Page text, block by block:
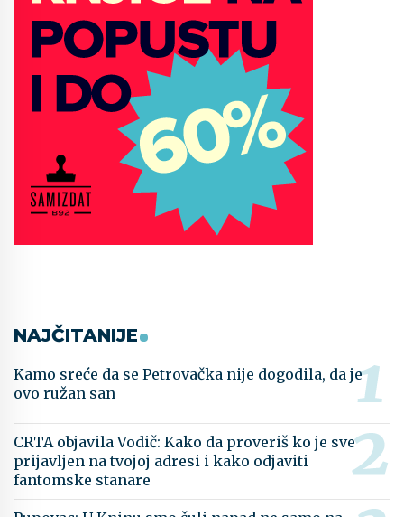
NAJČITANIJE
Kamo sreće da se Petrovačka nije dogodila, da je
ovo ružan san
CRTA objavila Vodič: Kako da proveriš ko je sve
prijavljen na tvojoj adresi i kako odjaviti
fantomske stanare